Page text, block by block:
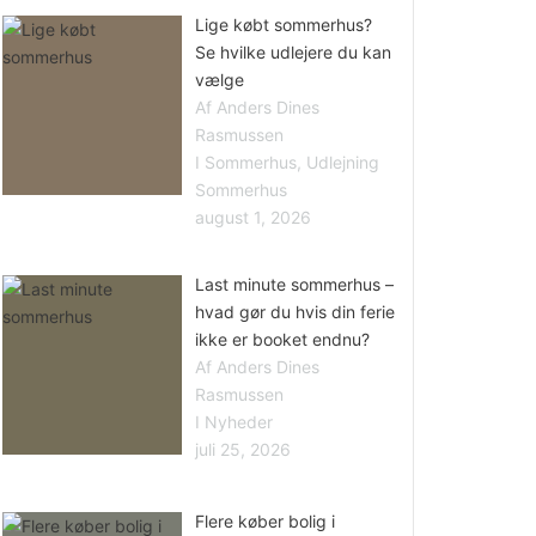
Lige købt sommerhus?
Se hvilke udlejere du kan
vælge
Af Anders Dines
Rasmussen
I Sommerhus, Udlejning
Sommerhus
august 1, 2026
Last minute sommerhus –
hvad gør du hvis din ferie
ikke er booket endnu?
Af Anders Dines
Rasmussen
I Nyheder
juli 25, 2026
Flere køber bolig i